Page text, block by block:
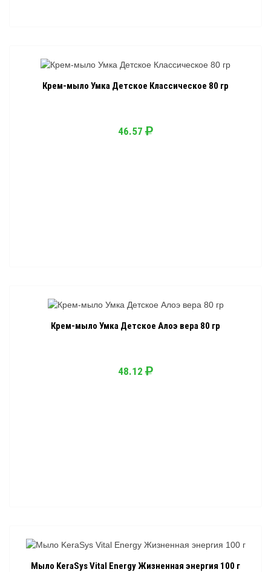
Крем-мыло Умка Детское Классическое 80 гр
46.57
Крем-мыло Умка Детское Алоэ вера 80 гр
48.12
Мыло KeraSys Vital Energy Жизненная энергия 100 г